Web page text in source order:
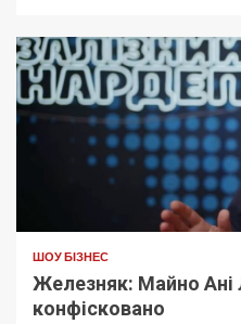
ШОУ БІЗНЕС
Железняк: Майно Ані
конфісковано